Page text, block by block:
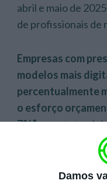
Damos
abril e maio de
de profissionais de
Empresas com
modelos mais
percentualmente
o esforço
7%”, aponta
embora as
valores absolutos
frequentemente